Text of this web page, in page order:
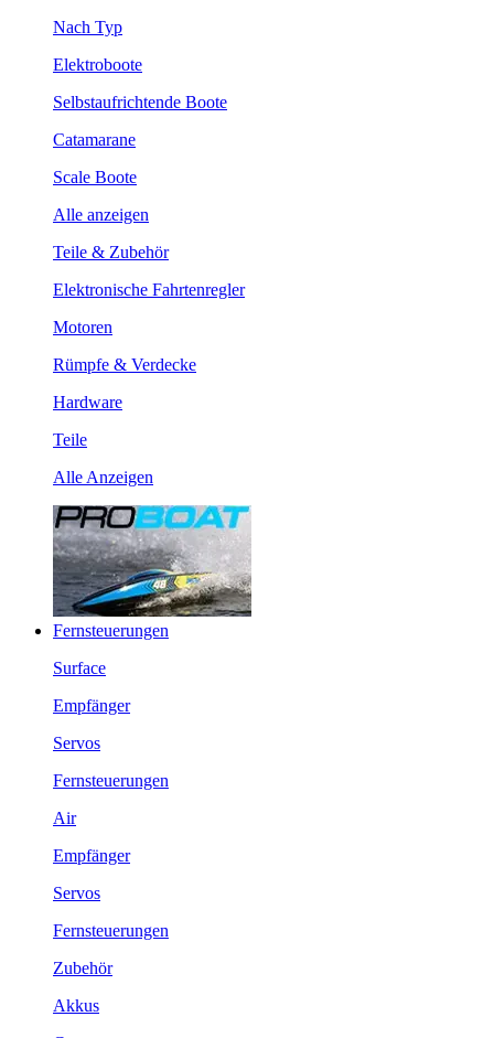
Nach Typ
Elektroboote
Selbstaufrichtende Boote
Catamarane
Scale Boote
Alle anzeigen
Teile & Zubehör
Elektronische Fahrtenregler
Motoren
Rümpfe & Verdecke
Hardware
Teile
Alle Anzeigen
Fernsteuerungen
Surface
Empfänger
Servos
Fernsteuerungen
Air
Empfänger
Servos
Fernsteuerungen
Zubehör
Akkus